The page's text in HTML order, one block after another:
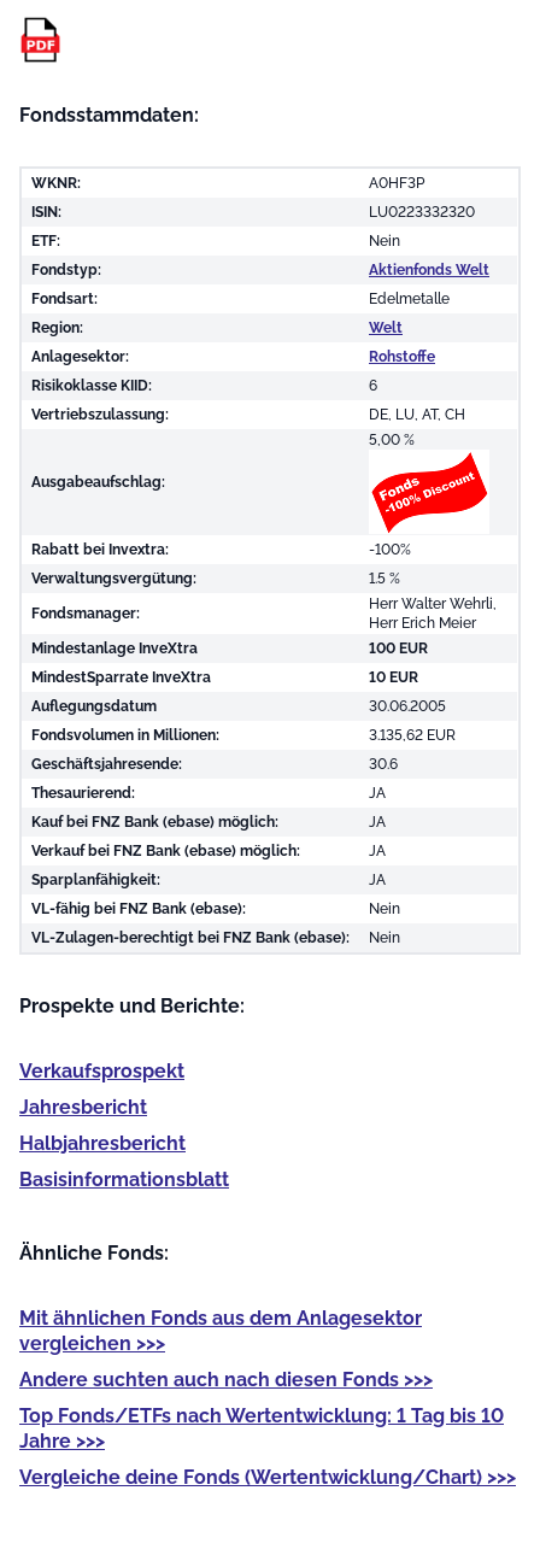
Fondsstammdaten:
WKNR:
A0HF3P
ISIN:
LU0223332320
ETF:
Nein
Fondstyp:
Aktienfonds Welt
Fondsart:
Edelmetalle
Region:
Welt
Anlagesektor:
Rohstoffe
Risikoklasse KIID:
6
Vertriebszulassung:
DE, LU, AT, CH
Ausgabeaufschlag:
5,00 %
Rabatt bei Invextra:
-100%
Verwaltungsvergütung:
1.5 %
Fondsmanager:
Herr Walter Wehrli,
Herr Erich Meier
Mindestanlage InveXtra
100 EUR
MindestSparrate InveXtra
10 EUR
Auflegungsdatum
30.06.2005
Fondsvolumen in Millionen:
3.135,62 EUR
Geschäftsjahresende:
30.6
Thesaurierend:
JA
Kauf bei FNZ Bank (ebase) möglich:
JA
Verkauf bei FNZ Bank (ebase) möglich:
JA
Sparplanfähigkeit:
JA
VL-fähig bei FNZ Bank (ebase):
Nein
VL-Zulagen-berechtigt bei FNZ Bank (ebase):
Nein
Prospekte und Berichte:
Verkaufs­prospekt
Jahres­bericht
Halb­jahres­bericht
Basis­informationsblatt
Ähnliche Fonds:
Mit ähnlichen Fonds aus dem Anlagesektor
vergleichen >>>
Andere suchten auch nach diesen Fonds >>>
Top Fonds/ETFs nach Wertentwicklung: 1 Tag bis 10
Jahre >>>
Vergleiche deine Fonds (Wertentwicklung/Chart) >>>